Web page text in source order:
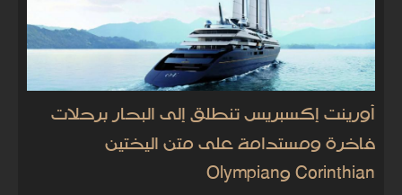
أورينت إكسبريس تنطلق إلى البحار برحلات
فاخرة ومستدامة على متن اليختين
Corinthian وOlympian